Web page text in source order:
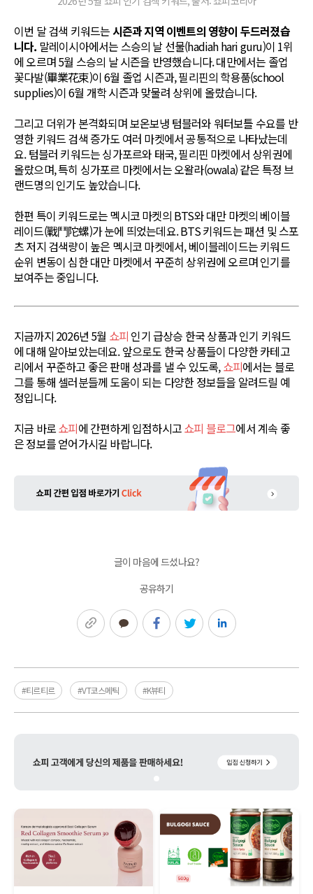
이번 달 검색 키워드는시즌과 지역 이벤트의 영향이 두드러졌습
니다. 말레이시아에서는 스승의 날 선물(hadiah hari guru)이 1위
에 오르며 5월 스승의 날 시즌을 반영했습니다. 대만에서는 졸업
꽃다발(畢業花束)이 6월 졸업 시즌과, 필리핀의 학용품(school
supplies)이 6월 개학 시즌과 맞물려 상위에 올랐습니다.
그리고 더위가 본격화되며 보온보냉 텀블러와 워터보틀 수요를 반
영한 키워드 검색 증가도 여러 마켓에서 공통적으로 나타났는데
요. 텀블러 키워드는 싱가포르와 태국, 필리핀 마켓에서 상위권에
올랐으며, 특히 싱가포르 마켓에서는 오왈라(owala) 같은 특정 브
랜드명의 인기도 높았습니다.
한편 특이 키워드로는 멕시코 마켓의 BTS와 대만 마켓의 베이블
레이드(戰鬥陀螺)가 눈에 띄었는데요. BTS 키워드는 패션 및 스포
츠 저지 검색량이 높은 멕시코 마켓에서, 베이블레이드는 키워드
순위 변동이 심한 대만 마켓에서 꾸준히 상위권에 오르며 인기를
보여주는 중입니다.
지금까지 2026년 5월 쇼피 인기 급상승 한국 상품과 인기 키워드
에 대해 알아보았는데요. 앞으로도 한국 상품들이 다양한 카테고
리에서 꾸준하고 좋은 판매 성과를 낼 수 있도록,쇼피에서는 블로
그를 통해 셀러분들께 도움이 되는 다양한 정보들을 알려드릴 예
정입니다.
지금 바로쇼피에 간편하게 입점하시고쇼피 블로그에서 계속 좋
은 정보를 얻어가시길 바랍니다.
글이 마음에 드셨나요?
공유하기
링크복사카카오톡페이스북트위터링크드인
#티르티르 #VT코스메틱 #K뷰티